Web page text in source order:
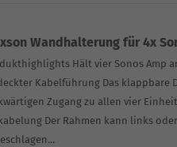
Wandhalterung für 4x
Hält vier Sonos Amp
Kabelführung Das klappbare
Zugang zu allen vier
Der Rahmen kann links